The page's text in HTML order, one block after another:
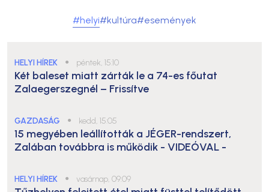
#helyi#kultúra#események
HELYI HÍREK ● péntek, 15:10
Két baleset miatt zárták le a 74-es főutat
Zalaegerszegnél – Frissítve
GAZDASÁG ● kedd, 15:05
15 megyében leállították a JÉGER-rendszert,
Zalában továbbra is működik - VIDEÓVAL -
HELYI HÍREK ● vasárnap, 09:09